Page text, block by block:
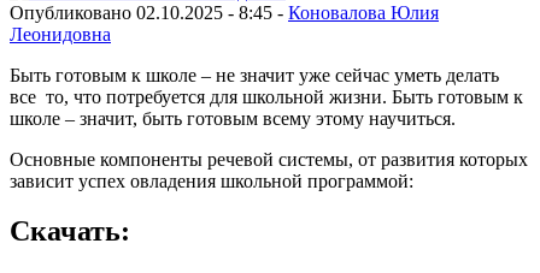
Опубликовано 02.10.2025 - 8:45 - Коновалова Юлия
Леонидовна
Быть готовым к школе – не значит уже сейчас уметь делать
все то, что потребуется для школьной жизни. Быть готовым к
школе – значит, быть готовым всему этому научиться.
Основные компоненты речевой системы, от развития которых
зависит успех овладения школьной программой:
Скачать: